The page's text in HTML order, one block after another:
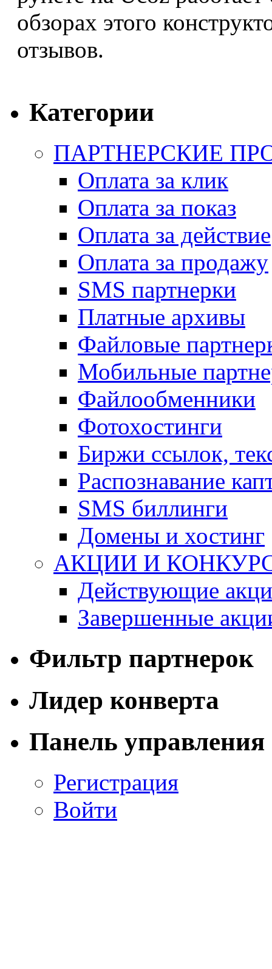
обзорах этого
отзывов.
Категории
ПАРТНЕРСКИЕ
Оплата за клик
Оплата за показ
Оплата за действие
Оплата за продажу
SMS партнерки
Платные архивы
Файловые
Мобильные
Файлообменники
Фотохостинги
Биржи ссылок,
Распознавание
SMS биллинги
Домены и хостинг
АКЦИИ И
Действующие
Завершенные
Фильтр партнерок
Лидер конверта
Панель управления
Регистрация
Войти